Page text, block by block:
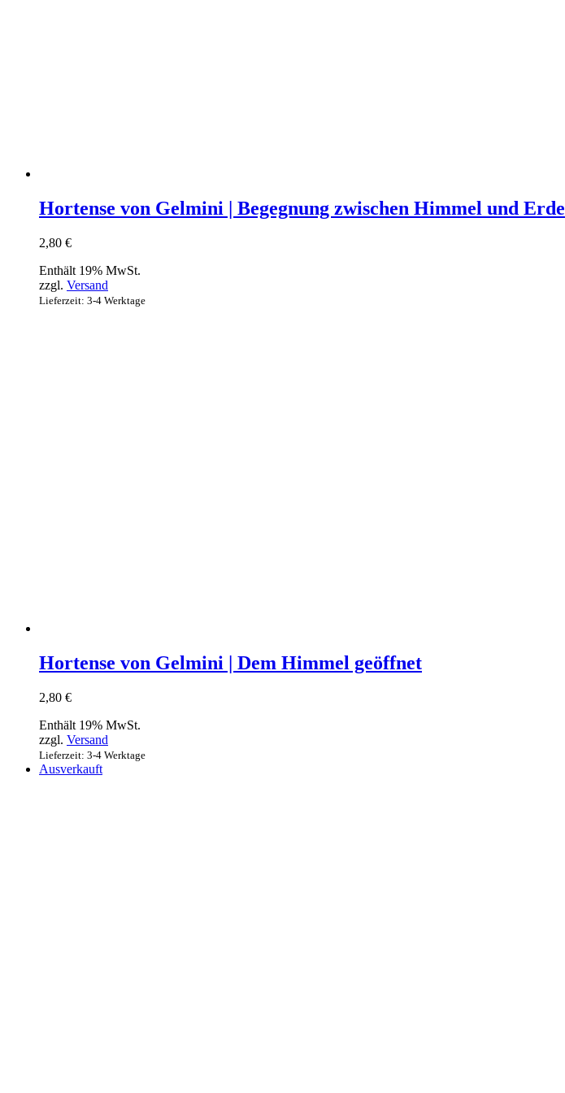
Hortense von Gelmini | Begegnung zwischen Himmel und Erde
2,80 €
Enthält 19% MwSt.
zzgl. Versand
Lieferzeit: 3-4 Werktage
Hortense von Gelmini | Dem Himmel geöffnet
2,80 €
Enthält 19% MwSt.
zzgl. Versand
Lieferzeit: 3-4 Werktage
Ausverkauft